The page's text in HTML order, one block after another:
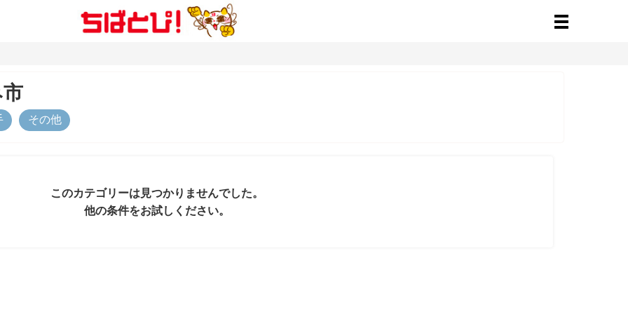
その他
このカテゴリーは見つかりませんでした。
他の条件をお試しください。